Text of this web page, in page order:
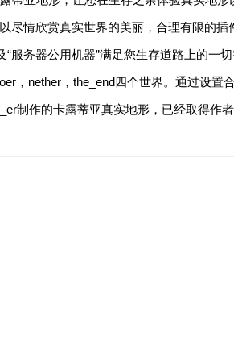
尽情欣赏真实世界的美丽，合理有限的插
“服务器公用机器”满足您生存道路上的一
，nether，the_end四个世界。通过设置
制作的卡露蒂亚真实地形，已经取得作